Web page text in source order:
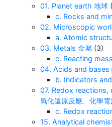
01. Planet earth 地球
c. Rocks and
02. Microscopic
a. Atomic
03. Metals 金屬 (3)
c. Reacting
04. Acids and bases
b. Indicators
07. Redox
氧化還原反應、化學
c. Redox
15. Analytical